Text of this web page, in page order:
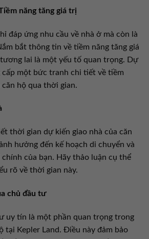
năng tăng giá trị
đáp ứng nhu cầu về nhà ở mà còn là
bắt thông tin về tiềm năng tăng giá
lai là một yếu tố quan trọng. Dự
cấp một bức tranh chi tiết về tiềm
hộ qua thời gian.
thời gian dự kiến giao nhà của căn
hưởng đến kế hoạch di chuyển và
của bạn. Hãy thảo luận cụ thể
rõ về thời gian này.
chủ đầu tư
uy tín là một phần quan trọng trong
tại Kepler Land. Điều này đảm bảo